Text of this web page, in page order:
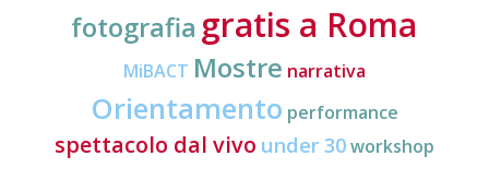
fotografia gratis a Roma
MiBACT Mostre narrativa
Orientamento performance
spettacolo dal vivo under 30workshop